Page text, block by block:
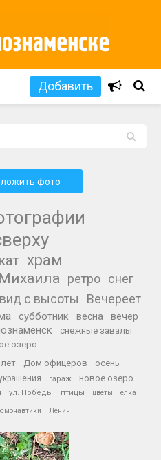
Добавить
фото
L
храм
ретро снег
вид с высоты Вечереет
субботник весна вечер
снежные завалы
озеро
Дом офицеров осень
гараж новое озеро
ул. Победы птицы цветы елка
Ленин